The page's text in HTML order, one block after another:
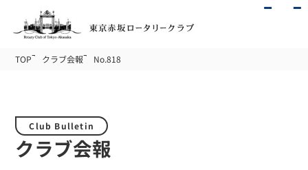
TOP クラブ会報 No.818
Club Bulletin
クラブ会報